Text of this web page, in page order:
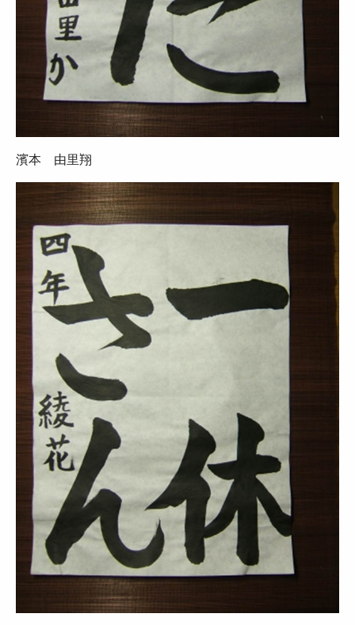
濱本 由里翔